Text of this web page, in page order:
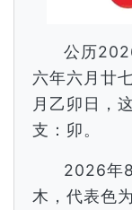
公历
六年六月廿
月乙卯日，
支：卯。
2026年
木，代表色